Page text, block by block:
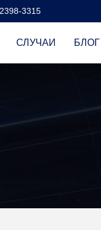
3315
СЛУЧАИ БЛОГ